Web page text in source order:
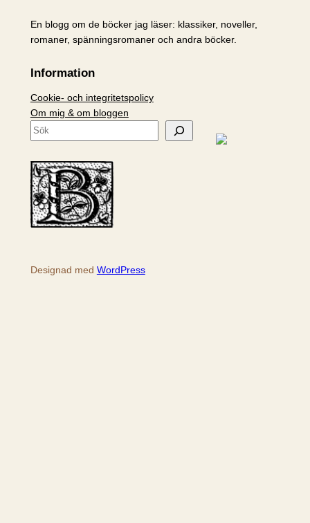
En blogg om de böcker jag läser: klassiker, noveller,
romaner, spänningsromaner och andra böcker.
Information
Cookie- och integritetspolicy
Om mig & om bloggen
S
k
Designad med WordPress